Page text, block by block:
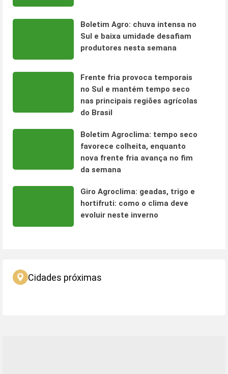
Boletim Agro: chuva intensa no
Sul e baixa umidade desafiam
produtores nesta semana
Frente fria provoca temporais
no Sul e mantém tempo seco
nas principais regiões agrícolas
do Brasil
Boletim Agroclima: tempo seco
favorece colheita, enquanto
nova frente fria avança no fim
da semana
Giro Agroclima: geadas, trigo e
hortifruti: como o clima deve
evoluir neste inverno
Cidades próximas